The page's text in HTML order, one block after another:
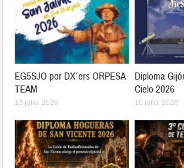
EG5SJO por DX´ers ORPESA
TEAM
13 julio, 2026
Diploma
Cielo 2026
10 julio, 2026